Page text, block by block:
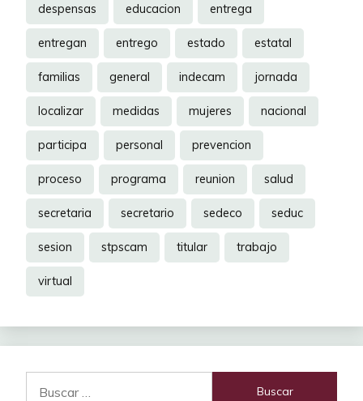
despensas educacion entrega
entregan entrego estado estatal
familias general indecam jornada
localizar medidas mujeres nacional
participa personal prevencion
proceso programa reunion salud
secretaria secretario sedeco seduc
sesion stpscam titular trabajo
virtual